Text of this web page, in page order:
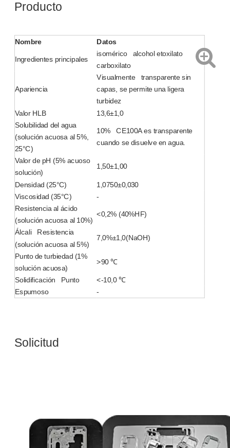
DTL-1: Surfactante ecológico avanzado para un desengrasado y eliminación de aceite eficientes
Preguntar
DTL-1: Surfactante ecológico avanzado para un desengrasado y eliminación de aceite eficientes
Preguntar
DTL-1: Surfactante ecológico avanzado para un desengrasado y eliminación de aceite eficientes
Preguntar Preguntar
Preguntar
Producto
Nombre Datos
Ingredientes principales
isomérico alcohol etoxilato
carboxilato
Apariencia
Visualmente transparente sin
capas, se permite una ligera
turbidez
Valor HLB
13,6±1,0
Solubilidad del agua
(solución acuosa al 5%,
25°C)
10% CE100A es transparente
cuando se disuelve en agua.
Valor de pH (5% acuoso
solución)
1,50±1,00
Densidad (25°C)
1,0750±0,030
Viscosidad (35°C)
-
Resistencia al ácido
(solución acuosa al 10%)
<0,2% (40%HF)
Álcali Resistencia
(solución acuosa al 5%)
7,0%±1,0(NaOH)
Punto de turbiedad (1%
solución acuosa)
>90 ℃
Solidificación Punto
<-10,0 ℃
Espumoso
-
Solicitud